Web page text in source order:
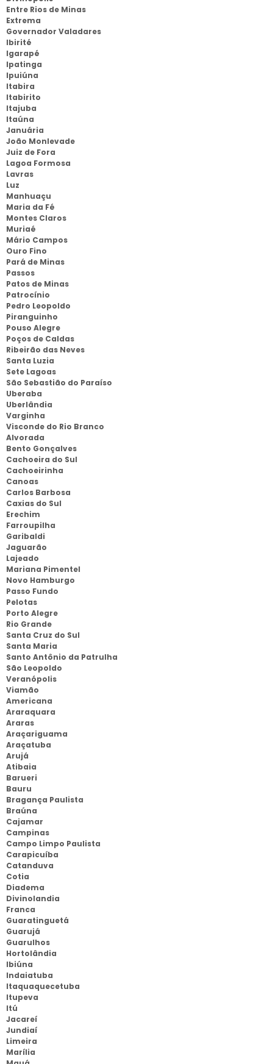
Entre Rios de Minas
Extrema
Governador Valadares
Ibirité
Igarapé
Ipatinga
Ipuiúna
Itabira
Itabirito
Itajuba
Itaúna
Januária
João Monlevade
Juiz de Fora
Lagoa Formosa
Lavras
Luz
Manhuaçu
Maria da Fé
Montes Claros
Muriaé
Mário Campos
Ouro Fino
Pará de Minas
Passos
Patos de Minas
Patrocínio
Pedro Leopoldo
Piranguinho
Pouso Alegre
Poços de Caldas
Ribeirão das Neves
Santa Luzia
Sete Lagoas
São Sebastião do Paraíso
Uberaba
Uberlândia
Varginha
Visconde do Rio Branco
Alvorada
Bento Gonçalves
Cachoeira do Sul
Cachoeirinha
Canoas
Carlos Barbosa
Caxias do Sul
Erechim
Farroupilha
Garibaldi
Jaguarão
Lajeado
Mariana Pimentel
Novo Hamburgo
Passo Fundo
Pelotas
Porto Alegre
Rio Grande
Santa Cruz do Sul
Santa Maria
Santo Antônio da Patrulha
São Leopoldo
Veranópolis
Viamão
Americana
Araraquara
Araras
Araçariguama
Araçatuba
Arujá
Atibaia
Barueri
Bauru
Bragança Paulista
Braúna
Cajamar
Campinas
Campo Limpo Paulista
Carapicuíba
Catanduva
Cotia
Diadema
Divinolandia
Franca
Guaratinguetá
Guarujá
Guarulhos
Hortolândia
Ibiúna
Indaiatuba
Itaquaquecetuba
Itupeva
Itú
Jacareí
Jundiaí
Limeira
Marília